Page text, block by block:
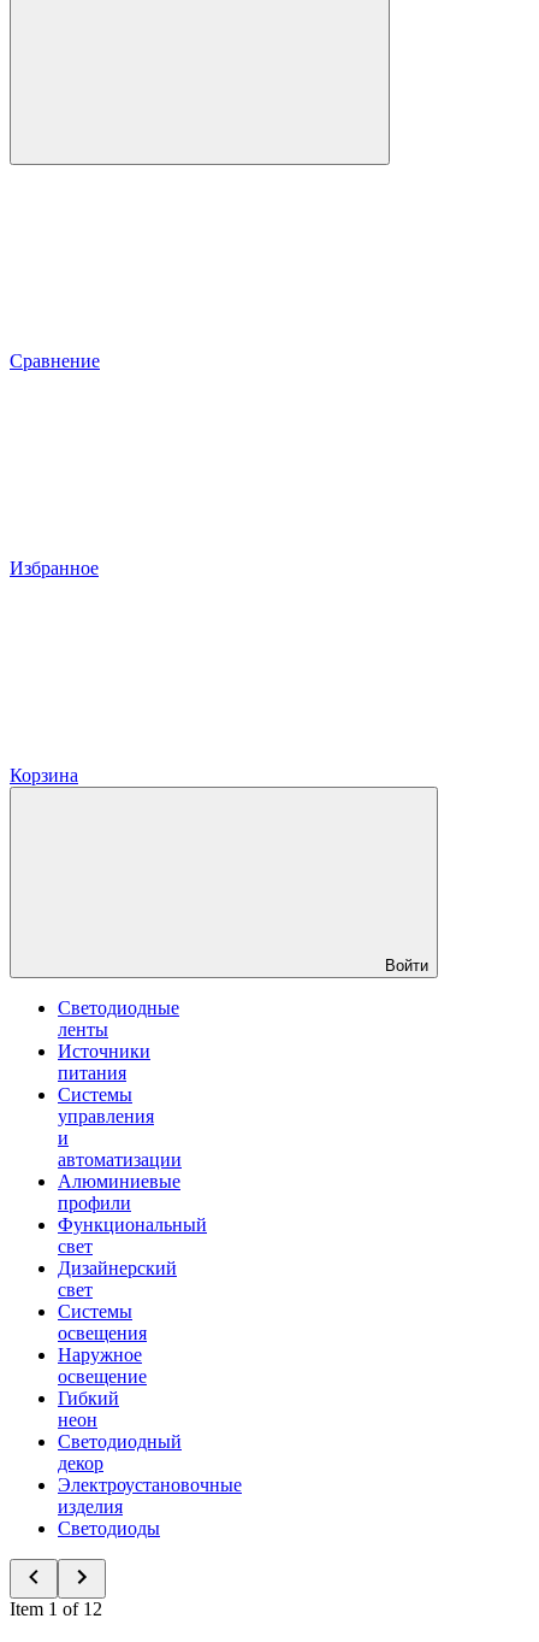
Сравнение
Избранное
Корзина
Войти
Светодиодные
ленты
Источники
питания
Системы
управления
и
автоматизации
Алюминиевые
профили
Функциональный
свет
Дизайнерский
свет
Системы
освещения
Наружное
освещение
Гибкий
неон
Светодиодный
декор
Электроустановочные
изделия
Светодиоды
Item 1 of 12